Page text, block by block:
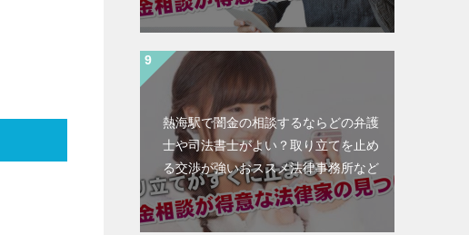
熱海駅で闇金の相談するならどの弁護
士や司法書士がよい？取り立てを止め
る交渉が強いおススメ法律事務所など